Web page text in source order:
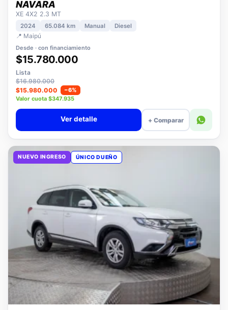
NISSAN
NAVARA
XE 4X2 2.3 MT
2024
📍 Maipú
Desde · con financiamiento
$15.780.000
Lista
$16.980.000
$15.980.000
−6%
Valor cuota $347.935
+ Comparar
NUEVO INGRESO